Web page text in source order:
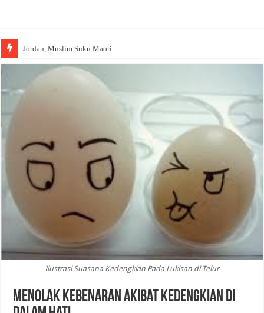
Jordan, Muslim Suku Maori
Ilustrasi Suasana Kedengkian Pada Lukisan di Telur
Menolak Kebenaran Akibat Kedengkian di